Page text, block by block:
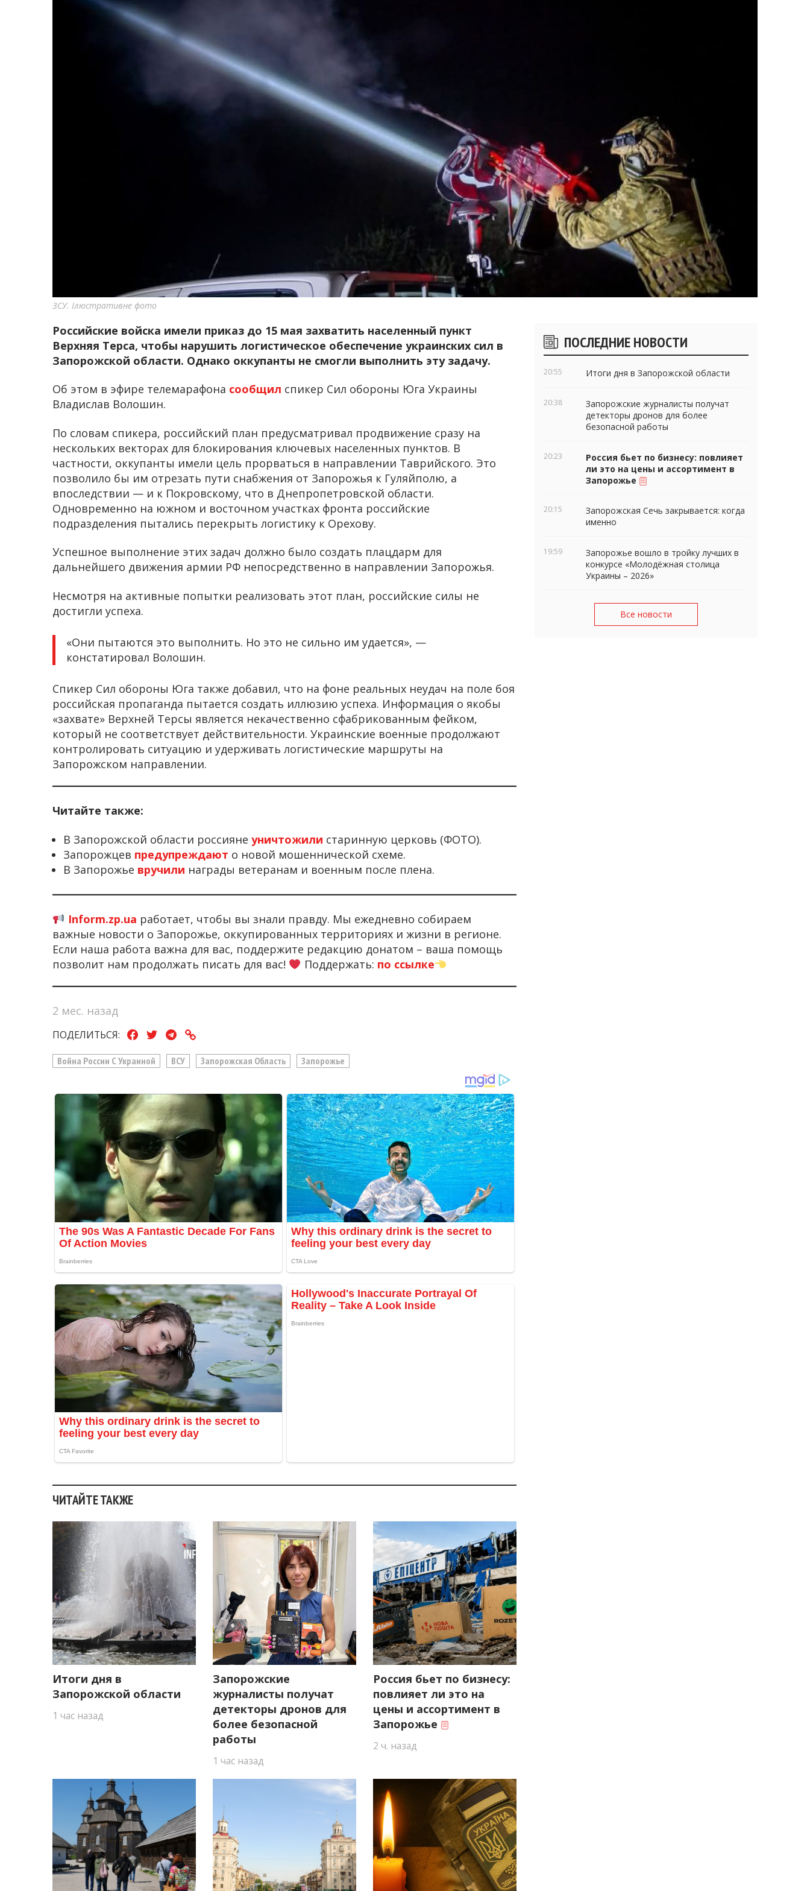
ЗСУ. Ілюстративне фото
Российские войска имели приказ до 15 мая захватить населенный пункт
Верхняя Терса, чтобы нарушить логистическое обеспечение украинских сил в
Запорожской области. Однако оккупанты не смогли выполнить эту задачу.
Об этом в эфире телемарафона сообщил спикер Сил обороны Юга Украины
Владислав Волошин.
По словам спикера, российский план предусматривал продвижение сразу на
нескольких векторах для блокирования ключевых населенных пунктов. В
частности, оккупанты имели цель прорваться в направлении Таврийского. Это
позволило бы им отрезать пути снабжения от Запорожья к Гуляйполю, а
впоследствии — и к Покровскому, что в Днепропетровской области.
Одновременно на южном и восточном участках фронта российские
подразделения пытались перекрыть логистику к Орехову.
Успешное выполнение этих задач должно было создать плацдарм для
дальнейшего движения армии РФ непосредственно в направлении Запорожья.
Несмотря на активные попытки реализовать этот план, российские силы не
достигли успеха.
«Они пытаются это выполнить. Но это не сильно им удается», —
констатировал Волошин.
Спикер Сил обороны Юга также добавил, что на фоне реальных неудач на поле боя
российская пропаганда пытается создать иллюзию успеха. Информация о якобы
«захвате» Верхней Терсы является некачественно сфабрикованным фейком,
который не соответствует действительности. Украинские военные продолжают
контролировать ситуацию и удерживать логистические маршруты на
Запорожском направлении.
Читайте также:
В Запорожской области россияне уничтожили старинную церковь (ФОТО).
Запорожцев предупреждают о новой мошеннической схеме.
В Запорожье вручили награды ветеранам и военным после плена.
Inform.zp.ua работает, чтобы вы знали правду. Мы ежедневно собираем
важные новости о Запорожье, оккупированных территориях и жизни в регионе.
Если наша работа важна для вас, поддержите редакцию донатом – ваша помощь
позволит нам продолжать писать для вас!
Поддержать: по ссылке
2 мес. назад
ПОДЕЛИТЬСЯ:
Война России С Украиной ВСУ Запорожская Область Запорожье
ЧИТАЙТЕ ТАКЖЕ
Итоги дня в
Запорожской области
1 час назад
Запорожские
журналисты получат
детекторы дронов для
более безопасной
работы
1 час назад
Россия бьет по бизнесу:
повлияет ли это на
цены и ассортимент в
Запорожье
2 ч. назад
Боковые
виджеты
ПОСЛЕДНИЕ НОВОСТИ
20:55 Итоги дня в Запорожской области
20:38
Запорожские журналисты получат
детекторы дронов для более
безопасной работы
20:23
Россия бьет по бизнесу: повлияет
ли это на цены и ассортимент в
Запорожье
20:15
Запорожская Сечь закрывается: когда
именно
19:59
Запорожье вошло в тройку лучших в
конкурсе «Молодёжная столица
Украины – 2026»
Все новости